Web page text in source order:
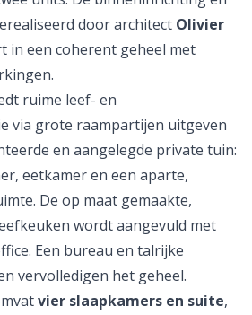
door architect Olivier
in een coherent geheel met
ruime leef- en
via grote raampartijen uitgeven
en aangelegde private tuin:
eetkamer en een aparte,
De op maat gemaakte,
wordt aangevuld met
Een bureau en talrijke
vervolledigen het geheel.
vier slaapkamers en suite,